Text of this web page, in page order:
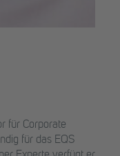
für Corporate
für das EQS